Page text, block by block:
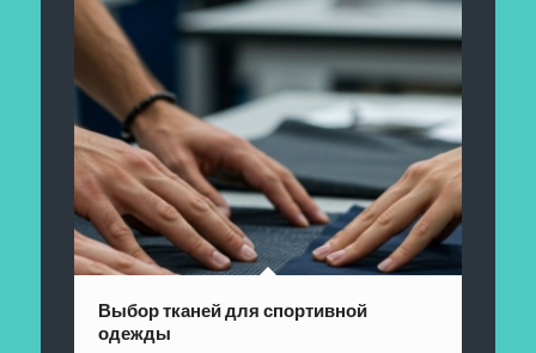
Выбор тканей для спортивной
одежды